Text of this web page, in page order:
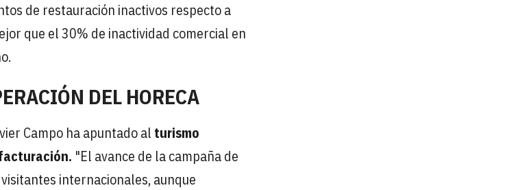
de restauración inactivos respecto a
que el 30% de inactividad comercial en
DEL HORECA
Campo ha apuntado al turismo
"El avance de la campaña de
internacionales, aunque